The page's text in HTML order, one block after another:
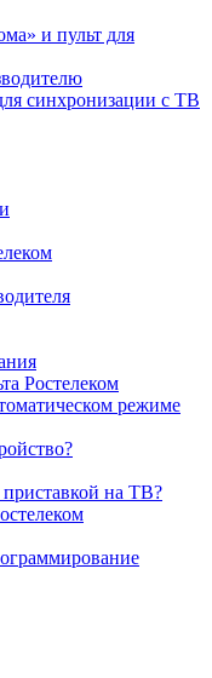
и пульт для
синхронизации с ТВ
Ростелеком
режиме
приставкой на ТВ?